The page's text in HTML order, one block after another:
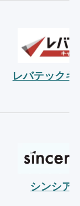
レバテックキ
シンシア